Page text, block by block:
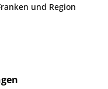
und Region